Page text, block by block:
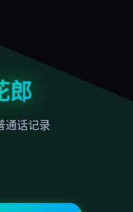
郎
通话记录